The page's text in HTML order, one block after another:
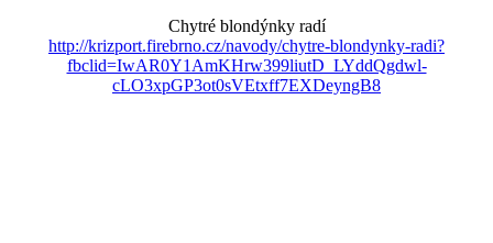
Chytré blondýnky radí
http://krizport.firebrno.cz/navody/chytre-blondynky-radi?
fbclid=IwAR0Y1AmKHrw399liutD_LYddQgdwl-
cLO3xpGP3ot0sVEtxff7EXDeyngB8